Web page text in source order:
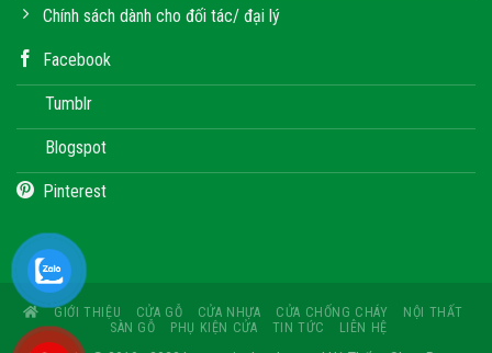
Chính sách dành cho đối tác/ đại lý
Facebook
Tumblr
Blogspot
Pinterest
GIỚI THIỆU CỬA GỖ CỬA NHỰA CỬA CHỐNG CHÁY
NỘI THẤT
SÀN GỖ
PHỤ KIỆN CỬA TIN TỨC LIÊN HỆ